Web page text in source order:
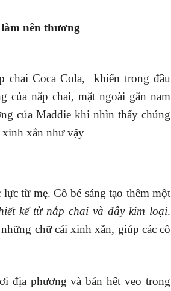
nên thương
chai Coca Cola, khiến trong đầu
của nắp chai, mặt ngoài gắn nam
của Maddie khi nhìn thấy chúng
xinh xắn như vậy
từ mẹ. Cô bé sáng tạo thêm một
kế từ nắp chai và dây kim loại.
chữ cái xinh xắn, giúp các cô
địa phương và bán hết veo trong